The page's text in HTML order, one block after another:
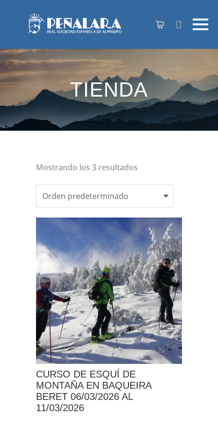
TIENDA
Mostrando los 3 resultados
CURSO DE ESQUÍ DE
MONTAÑA EN BAQUEIRA
BERET 06/03/2026 AL
11/03/2026